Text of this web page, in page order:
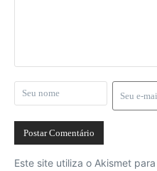
Este site utiliza o Akismet